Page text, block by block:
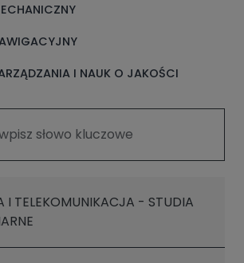
I NAUK O JAKOŚCI
I TELEKOMUNIKACJA - STUDIA